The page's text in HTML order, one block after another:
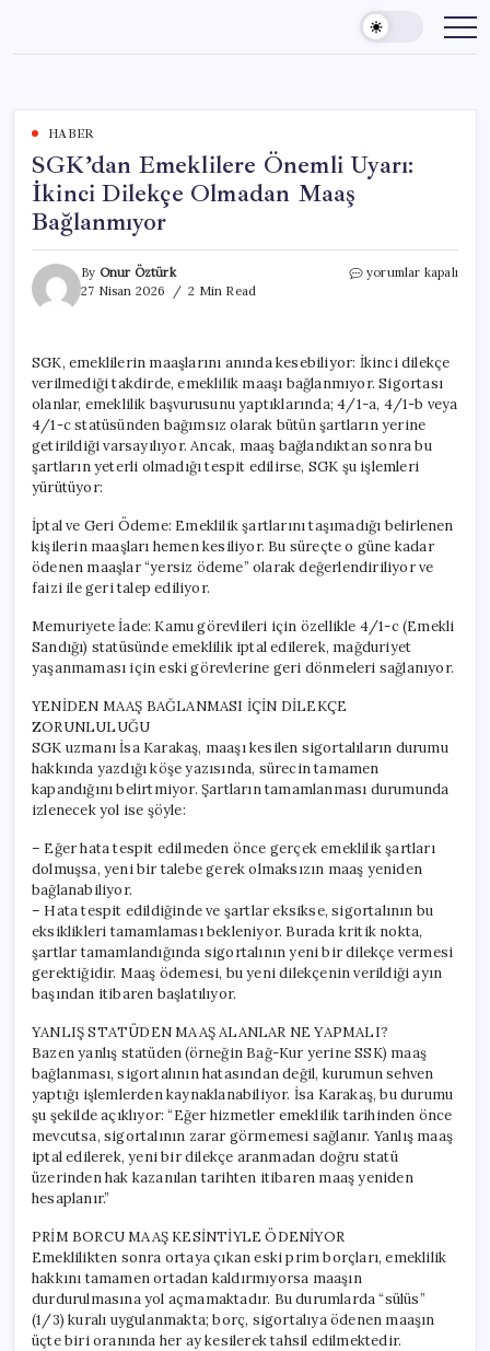
content
HABER
SGK’dan Emeklilere Önemli Uyarı:
İkinci Dilekçe Olmadan Maaş
Bağlanmıyor
By Onur Öztürk
27 Nisan 2026
2 Min Read
SGK’dan
Dilekçe
Olmadan
Maaş
Bağlanmıyor
için
yorumlar kapalı
SGK, emeklilerin maaşlarını anında kesebiliyor: İkinci dilekçe
verilmediği takdirde, emeklilik maaşı bağlanmıyor. Sigortası
olanlar, emeklilik başvurusunu yaptıklarında; 4/1-a, 4/1-b veya
4/1-c statüsünden bağımsız olarak bütün şartların yerine
getirildiği varsayılıyor. Ancak, maaş bağlandıktan sonra bu
şartların yeterli olmadığı tespit edilirse, SGK şu işlemleri
yürütüyor:
İptal ve Geri Ödeme: Emeklilik şartlarını taşımadığı belirlenen
kişilerin maaşları hemen kesiliyor. Bu süreçte o güne kadar
ödenen maaşlar “yersiz ödeme” olarak değerlendiriliyor ve
faizi ile geri talep ediliyor.
Memuriyete İade: Kamu görevlileri için özellikle 4/1-c (Emekli
Sandığı) statüsünde emeklilik iptal edilerek, mağduriyet
yaşanmaması için eski görevlerine geri dönmeleri sağlanıyor.
YENİDEN MAAŞ BAĞLANMASI İÇİN DİLEKÇE
ZORUNLULUĞU
SGK uzmanı İsa Karakaş, maaşı kesilen sigortalıların durumu
hakkında yazdığı köşe yazısında, sürecin tamamen
kapandığını belirtmiyor. Şartların tamamlanması durumunda
izlenecek yol ise şöyle:
– Eğer hata tespit edilmeden önce gerçek emeklilik şartları
dolmuşsa, yeni bir talebe gerek olmaksızın maaş yeniden
bağlanabiliyor.
– Hata tespit edildiğinde ve şartlar eksikse, sigortalının bu
eksiklikleri tamamlaması bekleniyor. Burada kritik nokta,
şartlar tamamlandığında sigortalının yeni bir dilekçe vermesi
gerektiğidir. Maaş ödemesi, bu yeni dilekçenin verildiği ayın
başından itibaren başlatılıyor.
YANLIŞ STATÜDEN MAAŞ ALANLAR NE YAPMALI?
Bazen yanlış statüden (örneğin Bağ-Kur yerine SSK) maaş
bağlanması, sigortalının hatasından değil, kurumun sehven
yaptığı işlemlerden kaynaklanabiliyor. İsa Karakaş, bu durumu
şu şekilde açıklıyor: “Eğer hizmetler emeklilik tarihinden önce
mevcutsa, sigortalının zarar görmemesi sağlanır. Yanlış maaş
iptal edilerek, yeni bir dilekçe aranmadan doğru statü
üzerinden hak kazanılan tarihten itibaren maaş yeniden
hesaplanır.”
PRİM BORCU MAAŞ KESİNTİYLE ÖDENİYOR
Emeklilikten sonra ortaya çıkan eski prim borçları, emeklilik
hakkını tamamen ortadan kaldırmıyorsa maaşın
durdurulmasına yol açmamaktadır. Bu durumlarda “sülüs”
(1/3) kuralı uygulanmakta; borç, sigortalıya ödenen maaşın
üçte biri oranında her ay kesilerek tahsil edilmektedir.